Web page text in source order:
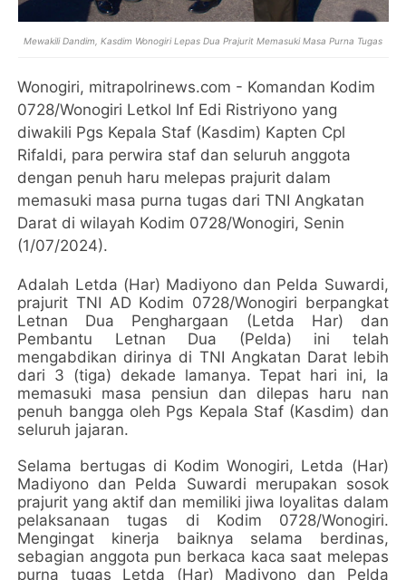
Mewakili Dandim, Kasdim Wonogiri Lepas Dua Prajurit Memasuki Masa Purna Tugas
Wonogiri, mitrapolrinews.com - Komandan Kodim
0728/Wonogiri Letkol Inf Edi Ristriyono yang
diwakili Pgs Kepala Staf (Kasdim) Kapten Cpl
Rifaldi, para perwira staf dan seluruh anggota
dengan penuh haru melepas prajurit dalam
memasuki masa purna tugas dari TNI Angkatan
Darat di wilayah Kodim 0728/Wonogiri, Senin
(1/07/2024).
Adalah Letda (Har) Madiyono dan Pelda Suwardi,
prajurit TNI AD Kodim 0728/Wonogiri berpangkat
Letnan Dua Penghargaan (Letda Har) dan
Pembantu Letnan Dua (Pelda) ini telah
mengabdikan dirinya di TNI Angkatan Darat lebih
dari 3 (tiga) dekade lamanya. Tepat hari ini, Ia
memasuki masa pensiun dan dilepas haru nan
penuh bangga oleh Pgs Kepala Staf (Kasdim) dan
seluruh jajaran.
Selama bertugas di Kodim Wonogiri, Letda (Har)
Madiyono dan Pelda Suwardi merupakan sosok
prajurit yang aktif dan memiliki jiwa loyalitas dalam
pelaksanaan tugas di Kodim 0728/Wonogiri.
Mengingat kinerja baiknya selama berdinas,
sebagian anggota pun berkaca kaca saat melepas
purna tugas Letda (Har) Madiyono dan Pelda